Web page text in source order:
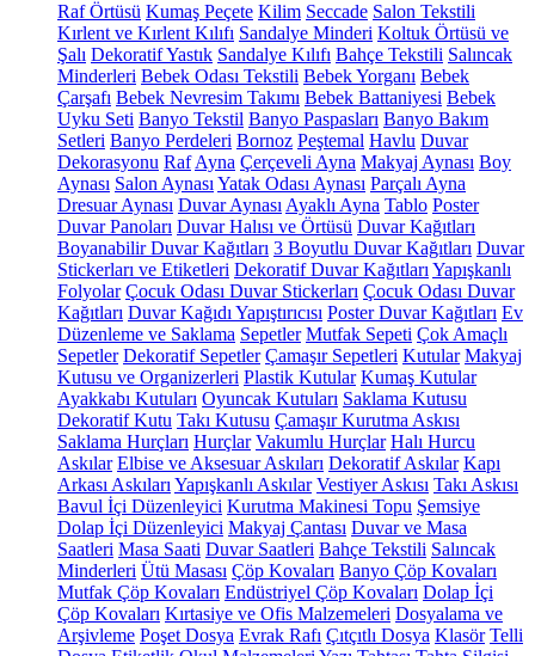
Raf Örtüsü Kumaş Peçete Kilim Seccade Salon Tekstili
Kırlent ve Kırlent Kılıfı Sandalye Minderi Koltuk Örtüsü ve
Şalı Dekoratif Yastık Sandalye Kılıfı Bahçe Tekstili Salıncak
Minderleri Bebek Odası Tekstili Bebek Yorganı Bebek
Çarşafı Bebek Nevresim Takımı Bebek Battaniyesi Bebek
Uyku Seti Banyo Tekstil Banyo Paspasları Banyo Bakım
Setleri Banyo Perdeleri Bornoz Peştemal Havlu Duvar
Dekorasyonu Raf Ayna Çerçeveli Ayna Makyaj Aynası Boy
Aynası Salon Aynası Yatak Odası Aynası Parçalı Ayna
Dresuar Aynası Duvar Aynası Ayaklı Ayna Tablo Poster
Duvar Panoları Duvar Halısı ve Örtüsü Duvar Kağıtları
Boyanabilir Duvar Kağıtları 3 Boyutlu Duvar Kağıtları Duvar
Stickerları ve Etiketleri Dekoratif Duvar Kağıtları Yapışkanlı
Folyolar Çocuk Odası Duvar Stickerları Çocuk Odası Duvar
Kağıtları Duvar Kağıdı Yapıştırıcısı Poster Duvar Kağıtları Ev
Düzenleme ve Saklama Sepetler Mutfak Sepeti Çok Amaçlı
Sepetler Dekoratif Sepetler Çamaşır Sepetleri Kutular Makyaj
Kutusu ve Organizerleri Plastik Kutular Kumaş Kutular
Ayakkabı Kutuları Oyuncak Kutuları Saklama Kutusu
Dekoratif Kutu Takı Kutusu Çamaşır Kurutma Askısı
Saklama Hurçları Hurçlar Vakumlu Hurçlar Halı Hurcu
Askılar Elbise ve Aksesuar Askıları Dekoratif Askılar Kapı
Arkası Askıları Yapışkanlı Askılar Vestiyer Askısı Takı Askısı
Bavul İçi Düzenleyici Kurutma Makinesi Topu Şemsiye
Dolap İçi Düzenleyici Makyaj Çantası Duvar ve Masa
Saatleri Masa Saati Duvar Saatleri Bahçe Tekstili Salıncak
Minderleri Ütü Masası Çöp Kovaları Banyo Çöp Kovaları
Mutfak Çöp Kovaları Endüstriyel Çöp Kovaları Dolap İçi
Çöp Kovaları Kırtasiye ve Ofis Malzemeleri Dosyalama ve
Arşivleme Poşet Dosya Evrak Rafı Çıtçıtlı Dosya Klasör Telli